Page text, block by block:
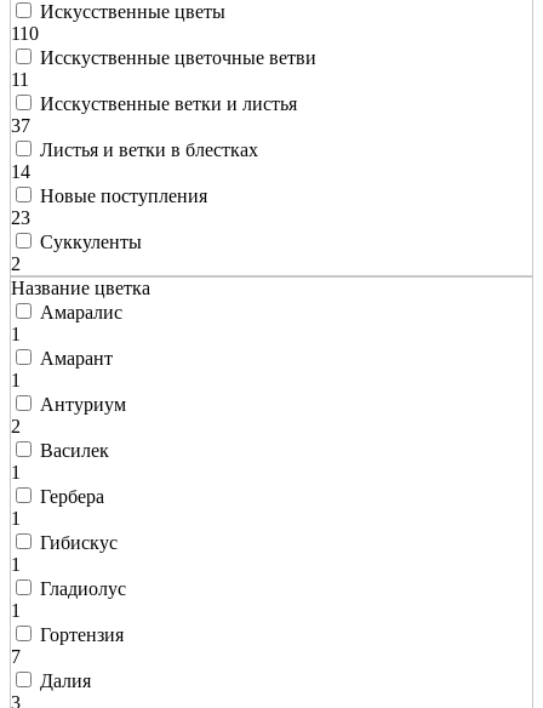
Искусственные цветы
110
Исскуственные цветочные ветви
11
Исскуственные ветки и листья
37
Листья и ветки в блестках
14
Новые поступления
23
Суккуленты
2
Название цветка
Амаралис
1
Амарант
1
Антуриум
2
Василек
1
Гербера
1
Гибискус
1
Гладиолус
1
Гортензия
7
Далия
3